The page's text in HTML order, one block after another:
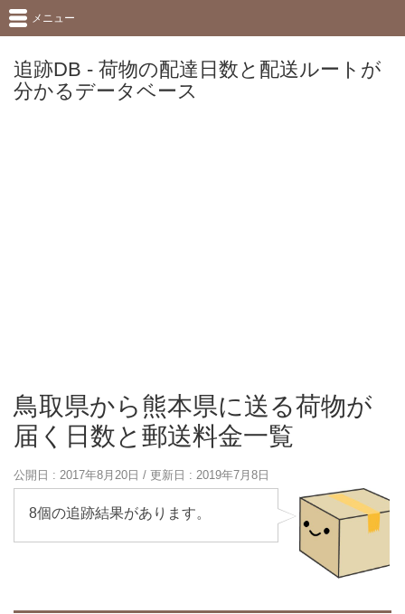
追跡DB - 荷物の配達日数と配送ルートが
分かるデータベース
メニュー
鳥取県から熊本県に送る荷物が
届く日数と郵送料金一覧
公開日 : 2017年8月20日 / 更新日 : 2019年7月8日
8個の追跡結果があります。